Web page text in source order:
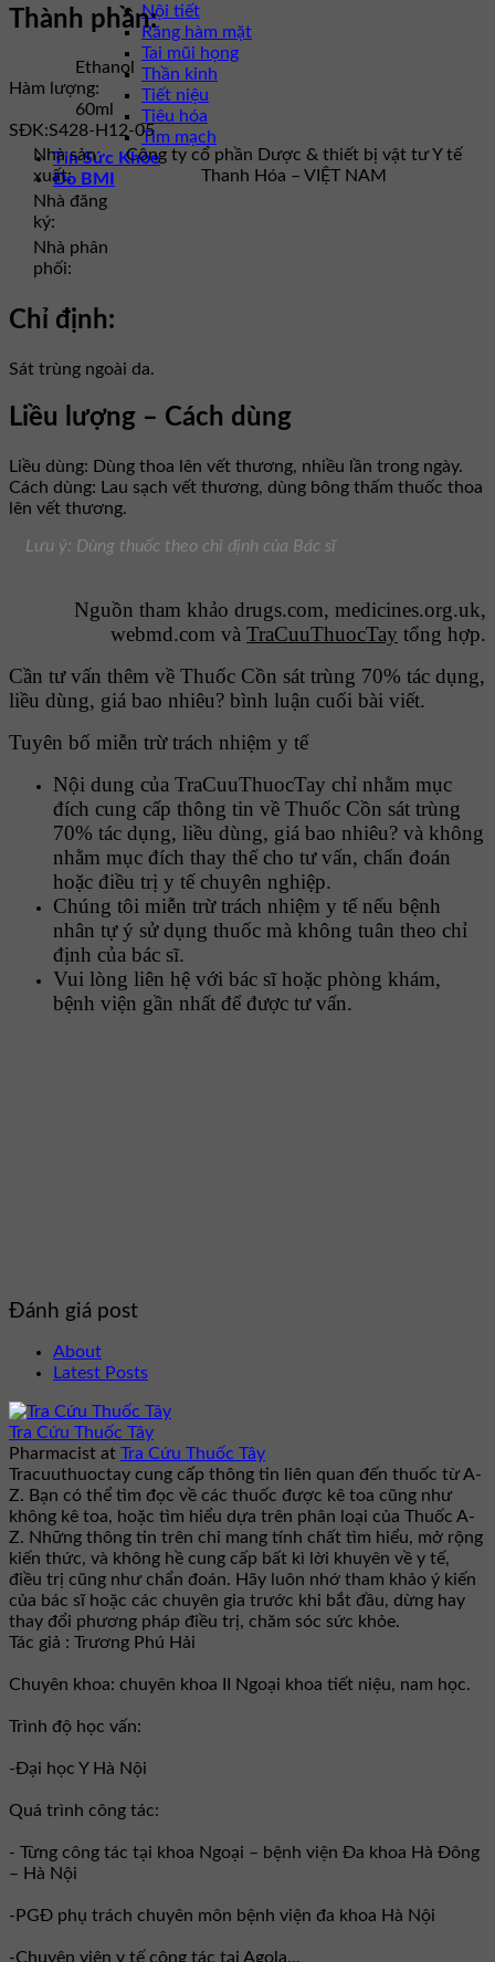
Nội tiết
Răng hàm mặt
Tai mũi họng
Thần kinh
Tiết niệu
Tiêu hóa
Tim mạch
Tin Sức Khỏe
Đo BMI
Thành phần:
Ethanol
Hàm lượng:
60ml
SĐK:S428-H12-05
Nhà sản
xuất:
Công ty cổ phần Dược & thiết bị vật tư Y tế
Thanh Hóa – VIỆT NAM
Nhà đăng
ký:
Nhà phân
phối:
Chỉ định:
Sát trùng ngoài da.
Liều lượng – Cách dùng
Liều dùng: Dùng thoa lên vết thương, nhiều lần trong ngày.
Cách dùng: Lau sạch vết thương, dùng bông thấm thuốc thoa
lên vết thương.
Lưu ý: Dùng thuốc theo chỉ định của Bác sĩ
Nguồn tham khảo drugs.com, medicines.org.uk,
webmd.com và TraCuuThuocTay tổng hợp.
Cần tư vấn thêm về Thuốc Cồn sát trùng 70% tác dụng,
liều dùng, giá bao nhiêu? bình luận cuối bài viết.
Tuyên bố miễn trừ trách nhiệm y tế
Nội dung của TraCuuThuocTay chỉ nhằm mục
đích cung cấp thông tin về Thuốc Cồn sát trùng
70% tác dụng, liều dùng, giá bao nhiêu? và không
nhằm mục đích thay thế cho tư vấn, chẩn đoán
hoặc điều trị y tế chuyên nghiệp.
Chúng tôi miễn trừ trách nhiệm y tế nếu bệnh
nhân tự ý sử dụng thuốc mà không tuân theo chỉ
định của bác sĩ.
Vui lòng liên hệ với bác sĩ hoặc phòng khám,
bệnh viện gần nhất để được tư vấn.
Đánh giá post
About
Latest Posts
Tra Cứu Thuốc Tây
Pharmacist at Tra Cứu Thuốc Tây
Tracuuthuoctay cung cấp thông tin liên quan đến thuốc từ A-
Z. Bạn có thể tìm đọc về các thuốc được kê toa cũng như
không kê toa, hoặc tìm hiểu dựa trên phân loại của Thuốc A-
Z. Những thông tin trên chỉ mang tính chất tìm hiểu, mở rộng
kiến thức, và không hề cung cấp bất kì lời khuyên về y tế,
điều trị cũng như chẩn đoán. Hãy luôn nhớ tham khảo ý kiến
của bác sĩ hoặc các chuyên gia trước khi bắt đầu, dừng hay
thay đổi phương pháp điều trị, chăm sóc sức khỏe.
Tác giả : Trương Phú Hải
Chuyên khoa: chuyên khoa II Ngoại khoa tiết niệu, nam học.
Trình độ học vấn:
-Đại học Y Hà Nội
Quá trình công tác:
- Từng công tác tại khoa Ngoại – bệnh viện Đa khoa Hà Đông
– Hà Nội
-PGĐ phụ trách chuyên môn bệnh viện đa khoa Hà Nội
-Chuyên viên y tế công tác tại Agola...